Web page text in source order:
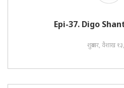
Epi-37. Digo
शुक्रबार, वैशाख